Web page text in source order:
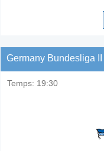
Germany Bundesliga II
Temps: 19:30